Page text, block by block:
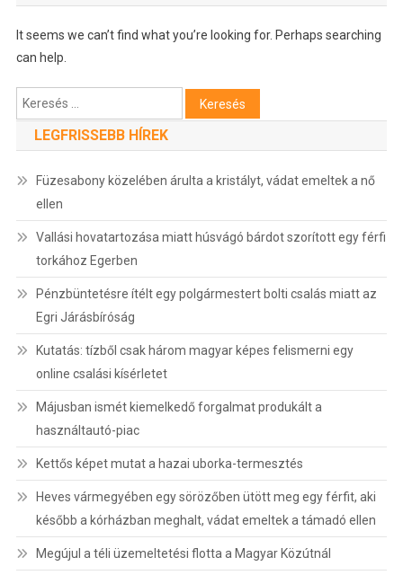
It seems we can’t find what you’re looking for. Perhaps searching
can help.
Keresés:
LEGFRISSEBB HÍREK
Füzesabony közelében árulta a kristályt, vádat emeltek a nő
ellen
Vallási hovatartozása miatt húsvágó bárdot szorított egy férfi
torkához Egerben
Pénzbüntetésre ítélt egy polgármestert bolti csalás miatt az
Egri Járásbíróság
Kutatás: tízből csak három magyar képes felismerni egy
online csalási kísérletet
Májusban ismét kiemelkedő forgalmat produkált a
használtautó-piac
Kettős képet mutat a hazai uborka-termesztés
Heves vármegyében egy sörözőben ütött meg egy férfit, aki
később a kórházban meghalt, vádat emeltek a támadó ellen
Megújul a téli üzemeltetési flotta a Magyar Közútnál